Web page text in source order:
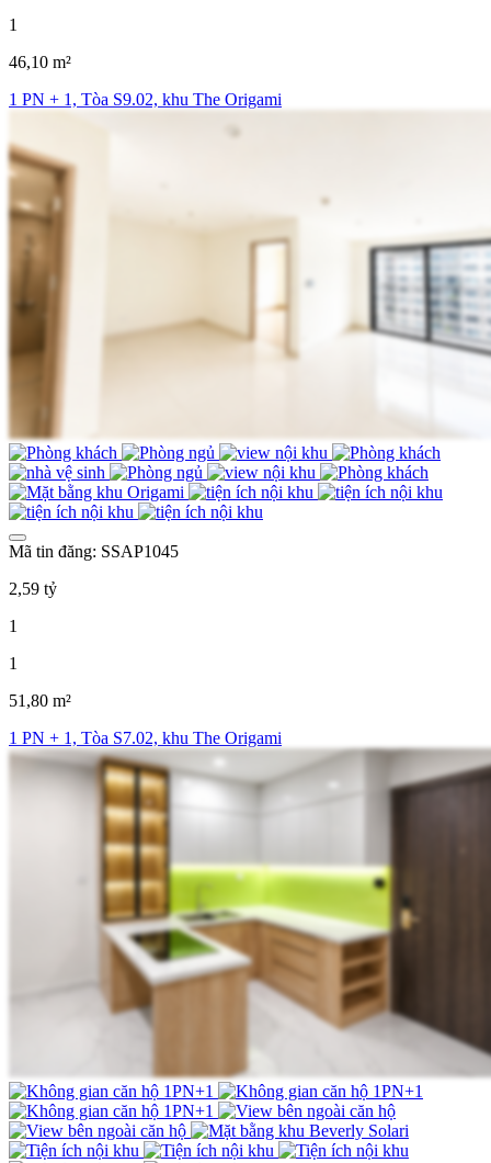
1
46,10 m²
1 PN + 1, Tòa S9.02, khu The Origami
Mã tin đăng: SSAP1045
2,59 tỷ
1
1
51,80 m²
1 PN + 1, Tòa S7.02, khu The Origami